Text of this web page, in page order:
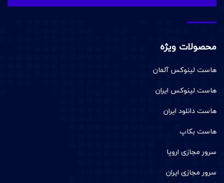
محصولات ویژه
هاست لینوکس آلمان
هاست لینوکس ایران
هاست دانلود ایران
هاست بکاپ
سرور مجازی اروپا
سرور مجازی ایران